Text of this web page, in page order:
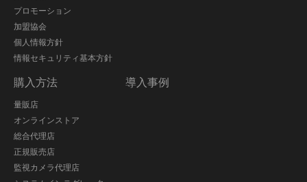
プロモーション
加盟協会
個人情報方針
情報セキュリティ基本方針
購入方法
量販店
オンラインストア
総合代理店
正規販売店
監視カメラ代理店
導入事例